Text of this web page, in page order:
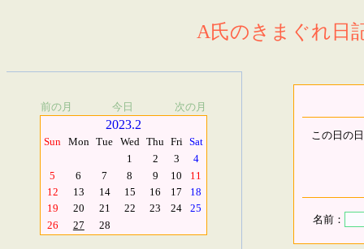
A氏のきまぐれ日
前の月 今日 次の月
2023.2
Sun Mon Tue Wed Thu Fri Sat
1
2 3
4
5
6 7 8 9 10
11
12
13 14 15 16 17
18
19
20 21 22 23 24
25
26
27 28
この日の
名前：